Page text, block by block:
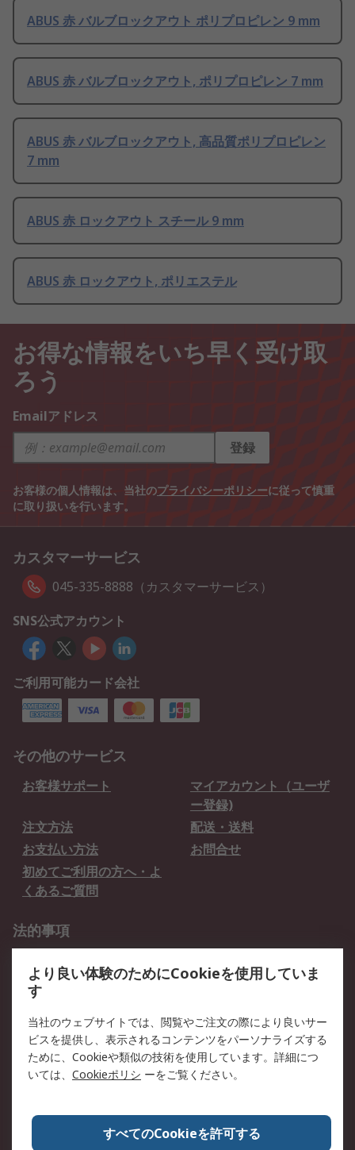
ABUS 赤 バルブロックアウト ポリプロピレン 9 mm
ABUS 赤 バルブロックアウト, ポリプロピレン 7 mm
ABUS 赤 バルブロックアウト, 高品質ポリプロピレン
7 mm
ABUS 赤 ロックアウト スチール 9 mm
ABUS 赤 ロックアウト, ポリエステル
お得な情報をいち早く受け取
ろう
Emailアドレス
登録
お客様の個人情報は、当社のプライバシーポリシーに従って慎重
に取り扱いを行います。
カスタマーサービス
045-335-8888（カスタマーサービス）
SNS公式アカウント
ご利用可能カード会社
その他のサービス
お客様サポート
マイアカウント（ユーザ
ー登録)
注文方法
配送・送料
お支払い方法
お問合せ
初めてご利用の方へ・よ
くあるご質問
法的事項
クッキーポリシー
RSについて
会社概要
採用情報
プレスリリース＆お知ら
コーポレートサイト
全世界のRS
RSの歴史
ESGへの取り組み（英語）
認証について
より良い体験のためにCookieを使用していま
す
当社のウェブサイトでは、閲覧やご注文の際により良いサー
ビスを提供し、表示されるコンテンツをパーソナライズする
ために、Cookieや類似の技術を使用しています。詳細につ
いては、 Cookieポリシ ーをご覧ください。
すべてのCookieを許可する